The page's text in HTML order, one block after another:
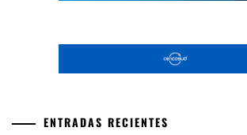
ENTRADAS RECIENTES